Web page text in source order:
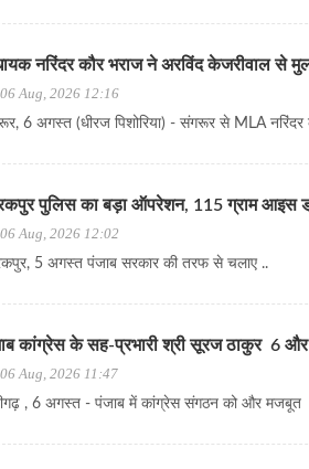
नरिंदर कौर भराज ने अरविंद केजरीवाल से
06 Aug, 2026 12:16
6 अगस्त (धीरज पिशोरिया) - संगरूर से MLA नरिंदर
पुलिस का बड़ा ऑपरेशन, 115 ग्राम आइस
06 Aug, 2026 12:02
5 अगस्त पंजाब सरकार की तरफ से चलाए ..
कांग्रेस के सह-प्रभारी श्री सूरज ठाकुर 6
06 Aug, 2026 11:47
, 6 अगस्त - पंजाब में कांग्रेस संगठन को और मजबूत